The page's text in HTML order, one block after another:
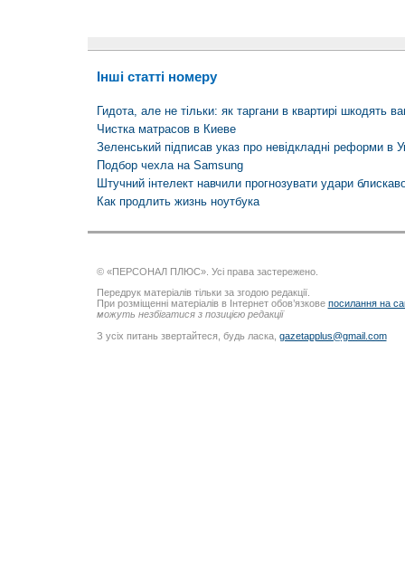
Інші статті номеру
Гидота, але не тільки: як таргани в квартирі шкодять
Чистка матрасов в Киеве
Зеленський підписав указ про невідкладні реформи в
Подбор чехла на Samsung
Штучний інтелект навчили прогнозувати удари
Как продлить жизнь ноутбука
© «ПЕРСОНАЛ ПЛЮС». Усі права застережено.
Передрук матеріалів тільки за згодою редакції.
При розміщенні матеріалів в Інтернет обов’язкове посилання на
можуть незбігатися з позицією редакції
З усіх питань звертайтеся, будь ласка, gazetapplus@gmail.com